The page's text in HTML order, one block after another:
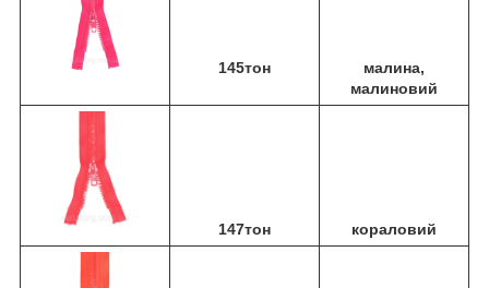
145тон
малина,
малиновий
147тон кораловий